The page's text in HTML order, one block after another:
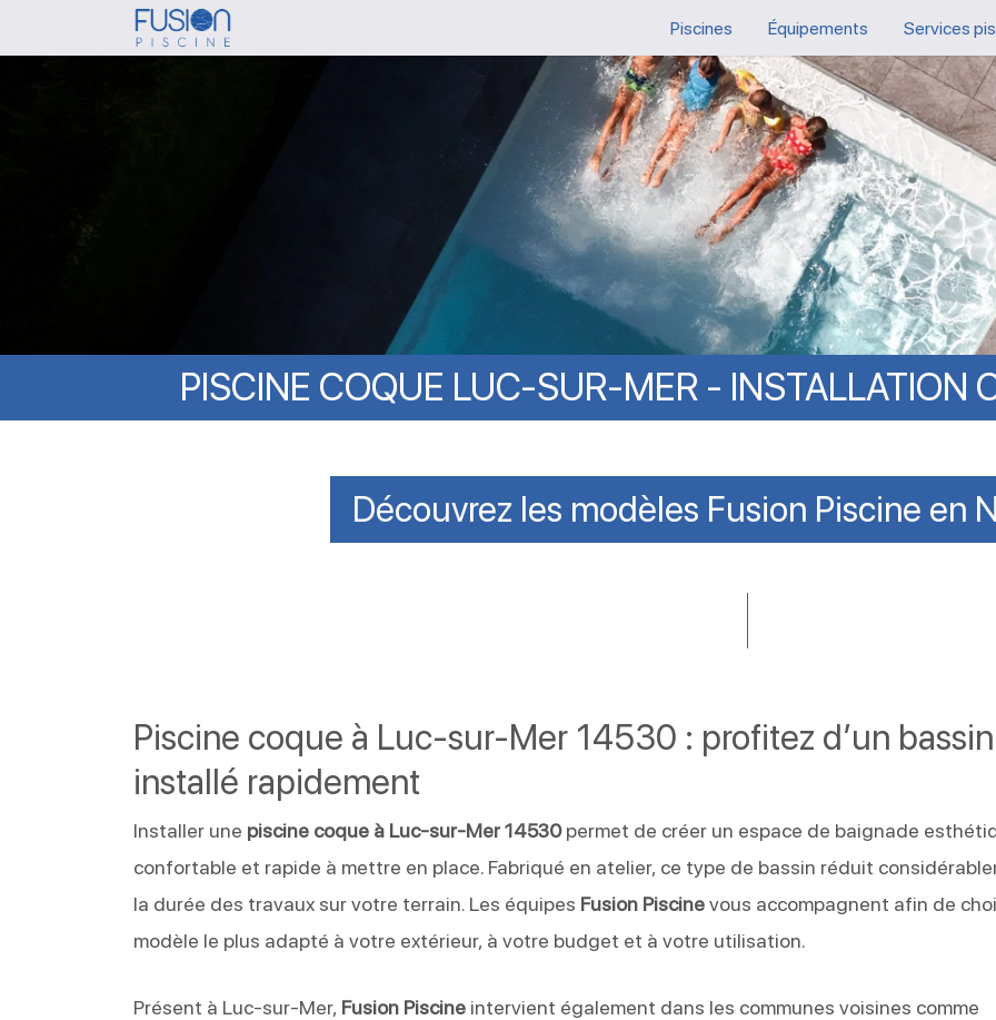
to
Piscines Équipements Services
PISCINE COQUE LUC-SUR-MER - INSTALLATION
Découvrez les modèles Fusion Piscine en
Piscine coque à Luc-sur-Mer 14530 : profitez d’un bassin
installé rapidement
Installer une piscine coque à Luc-sur-Mer 14530permet de créer un espace de baignade
confortable et rapide à mettre en place. Fabriqué en atelier, ce type de bassin réduit
la durée des travaux sur votre terrain. Les équipes Fusion Piscinevous accompagnent afin de
modèle le plus adapté à votre extérieur, à votre budget et à votre utilisation.
Présent à Luc-sur-Mer, Fusion Piscine intervient également dans les communes voisines comme